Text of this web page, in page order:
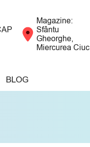
Magazine:
Sfântu
Gheorghe,
Miercurea Ciuc
BLOG